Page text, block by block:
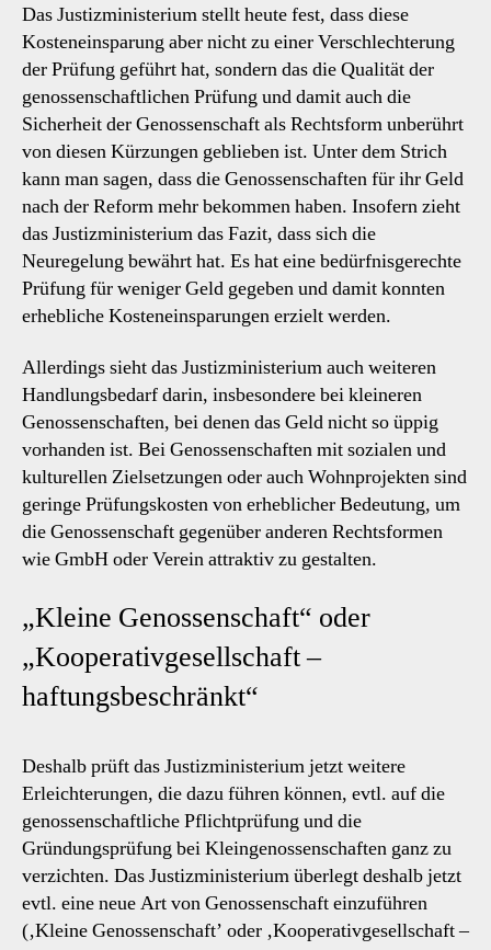
Das Justizministerium stellt heute fest, dass diese
Kosteneinsparung aber nicht zu einer Verschlechterung
der Prüfung geführt hat, sondern das die Qualität der
genossenschaftlichen Prüfung und damit auch die
Sicherheit der Genossenschaft als Rechtsform unberührt
von diesen Kürzungen geblieben ist. Unter dem Strich
kann man sagen, dass die Genossenschaften für ihr Geld
nach der Reform mehr bekommen haben. Insofern zieht
das Justizministerium das Fazit, dass sich die
Neuregelung bewährt hat. Es hat eine bedürfnisgerechte
Prüfung für weniger Geld gegeben und damit konnten
erhebliche Kosteneinsparungen erzielt werden.
Allerdings sieht das Justizministerium auch weiteren
Handlungsbedarf darin, insbesondere bei kleineren
Genossenschaften, bei denen das Geld nicht so üppig
vorhanden ist. Bei Genossenschaften mit sozialen und
kulturellen Zielsetzungen oder auch Wohnprojekten sind
geringe Prüfungskosten von erheblicher Bedeutung, um
die Genossenschaft gegenüber anderen Rechtsformen
wie GmbH oder Verein attraktiv zu gestalten.
„Kleine Genossenschaft“ oder
„Kooperativgesellschaft –
haftungsbeschränkt“
Deshalb prüft das Justizministerium jetzt weitere
Erleichterungen, die dazu führen können, evtl. auf die
genossenschaftliche Pflichtprüfung und die
Gründungsprüfung bei Kleingenossenschaften ganz zu
verzichten. Das Justizministerium überlegt deshalb jetzt
evtl. eine neue Art von Genossenschaft einzuführen
(‚Kleine Genossenschaft’ oder ‚Kooperativgesellschaft –